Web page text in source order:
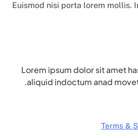
Euismod nisi porta lorem mollis.
Lorem ipsum dolor sit amet
aliquid indoctum anad
Terms &